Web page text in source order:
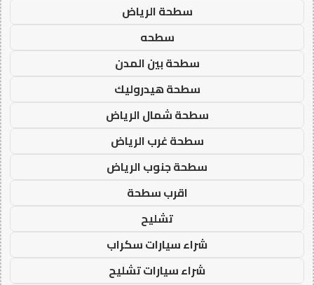
سطحة الرياض
سطحه
سطحة بين المدن
سطحة هيدروليك
سطحة شمال الرياض
سطحة غرب الرياض
سطحة جنوب الرياض
اقرب سطحة
تشليح
شراء سيارات سكراب
شراء سيارات تشليح